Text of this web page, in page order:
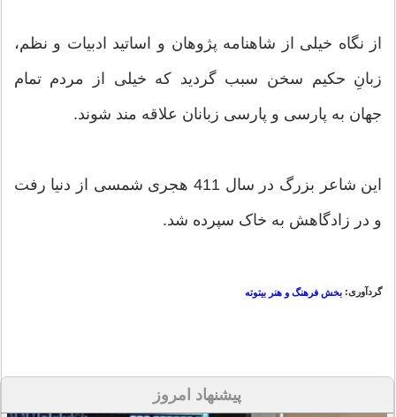
از نگاه خیلی از شاهنامه پژوهان و اساتید ادبیات و نظم،
زبانِ حکیم سخن سبب گردید که خیلی از مردم تمام
جهان به پارسی و پارسی زبانان علاقه مند شوند.
این شاعر بزرگ در سال 411 هجری شمسی از دنیا رفت
و در زادگاهش به خاک سپرده شد.
گردآوری: بخش فرهنگ و هنر بیتوته
پیشنهاد امروز